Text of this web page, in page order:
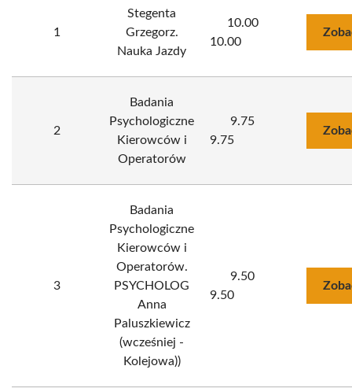
1
Stegenta
Grzegorz.
Nauka Jazdy
10.00
10.00
2
Badania
Psychologiczne
Kierowców i
Operatorów
9.75
9.75
3
Badania
Psychologiczne
Kierowców i
Operatorów.
PSYCHOLOG
Anna
Paluszkiewicz
(wcześniej -
Kolejowa))
9.50
9.50